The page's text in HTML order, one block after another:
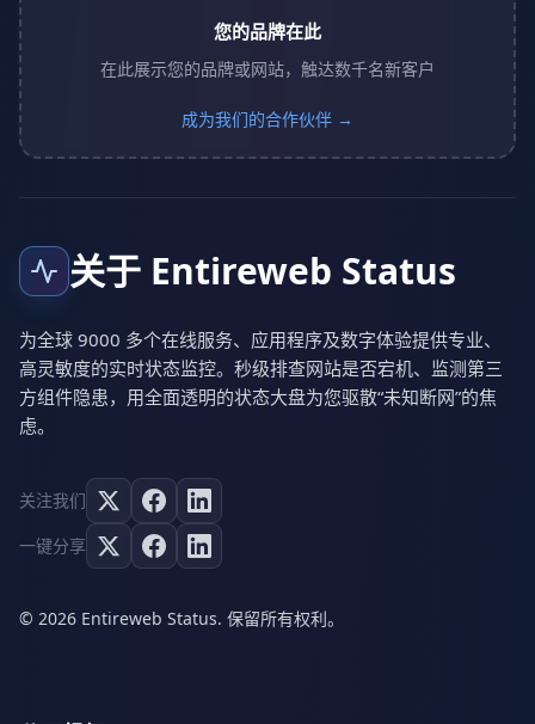
您的品牌在此
在此展示您的品牌或网站，触达数千名新客户
成为我们的合作伙伴 →
关于 Entireweb Status
为全球 9000 多个在线服务、应用程序及数字体验提供专业、
高灵敏度的实时状态监控。秒级排查网站是否宕机、监测第三
方组件隐患，用全面透明的状态大盘为您驱散“未知断网”的焦
虑。
关注我们
一键分享
© 2026 Entireweb Status. 保留所有权利。